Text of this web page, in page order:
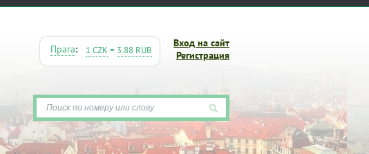
Вход на сайт
Регистрация
Прага: 1 CZK= 3.88 RUB